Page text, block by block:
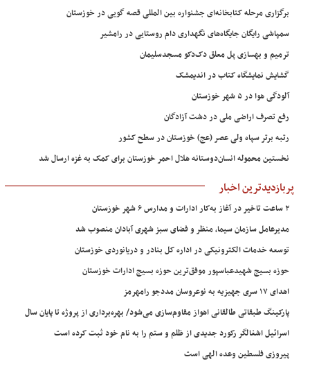
برگزاری مرحله کتابخانه‌ای جشنواره بین المللی قصه گویی در خوزستان
سمپاشی رایگان جایگاه‌های نگهداری دام روستایی در رامشیر
ترمیم و بهسازی پل معلق دک‌دکو مسجدسلیمان
گشایش نمایشگاه کتاب در اندیمشک
آلودگی هوا در ۵ شهر خوزستان
رفع تصرف اراضی ملی در دشت آزادگان
رتبه برتر سپاه ولی عصر (عج) خوزستان در سطح کشور
نخستین محموله انسان‌دوستانه هلال احمر خوزستان برای کمک به غزه ارسال شد
پربازدیدترین اخبار
۲ ساعت تاخیر در آغاز به‌کار ادارات و مدارس ۶ شهر خوزستان
مدیرعامل سازمان سیما، منظر و فضای سبز شهری آبادان منصوب شد
توسعه خدمات الکترونیکی در اداره کل بنادر و دریانوردی خوزستان
حوزه بسیج شهیدعباسپور موفق‌ترین حوزه بسیج ادارات خوزستان
اهدای ۱۷ سری جهیزیه به نوعروسان مددجو رامهرمز
پارکینگ طبقاتی طالقانی اهواز مقاوم‌سازی می‌شود/ بهره‌برداری از پروژه تا پایان سال
اسرائیل اشغالگر رکورد جدیدی از ظلم و ستم را به نام خود ثبت کرده است
پیروزی فلسطین وعده الهی است